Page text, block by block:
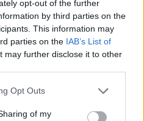
opt-out of the further
by third parties on the
This information may
parties on the IAB’s List of
may further disclose it to other
uses one or more Google
behaviour. You may click to
Opt Outs
of my
οι όλμοι του 556 ΤΠ.
ξεκίνησαν ορμητική
Γιουγκοσλάβους
και
οπλισμό!